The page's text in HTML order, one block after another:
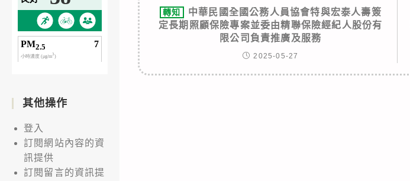
轉知
中華民國全國公務人員協會特與宏泰⼈壽簽
定長期照顧保險專案並委由精聯保險經紀⼈股份有
限公司負責推廣及服務
2025-05-27
其他操作
登入
訂閱網站內容的資
訊提供
訂閱留言的資訊提